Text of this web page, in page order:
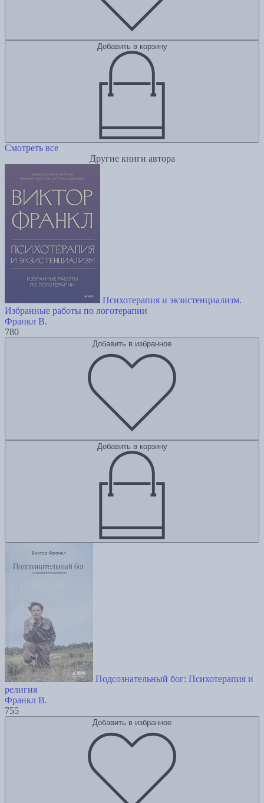
Добавить в корзину
Смотреть все
Другие книги автора
Психотерапия и экзистенциализм.
Избранные работы по логотерапии
Франкл В.
780
Добавить в избранное
Добавить в корзину
Подсознательный бог: Психотерапия и
религия
Франкл В.
755
Добавить в избранное